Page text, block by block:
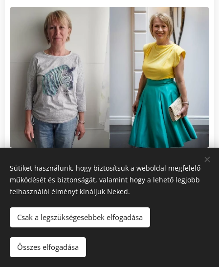
Sütiket használunk, hogy biztosítsuk a weboldal megfelelő
működését és biztonságát, valamint hogy a lehető legjobb
felhasználói élményt kínáljuk Neked.
Csak a legszükségesebbek elfogadása
Összes elfogadása